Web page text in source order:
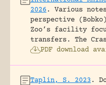
2026 .
Various
perspective
Zoo’s facility
transfers.
The
PDF download
Taplin, S. 2023 .